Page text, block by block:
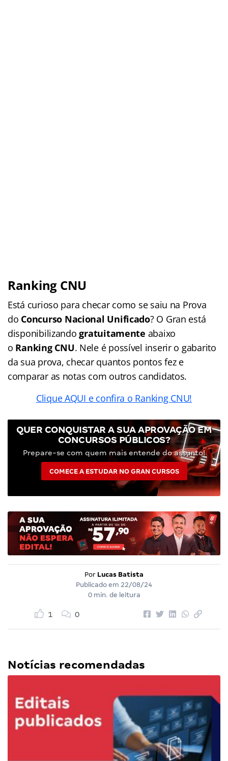
Ranking CNU
Está curioso para checar como se saiu na Prova
do Concurso Nacional Unificado? O Gran está
disponibilizandogratuitamente abaixo
o Ranking CNU. Nele é possível inserir o gabarito
da sua prova, checar quantos pontos fez e
comparar as notas com outros candidatos.
Clique AQUI e confira o Ranking CNU!
QUER CONQUISTAR A SUA APROVAÇÃO EM
CONCURSOS PÚBLICOS?
Prepare-se com quem mais entende do assunto!
COMECE A ESTUDAR NO GRAN CURSOS
Por Lucas Batista
Publicado em 22/08/24
0 min. de leitura
1 0
Notícias recomendadas